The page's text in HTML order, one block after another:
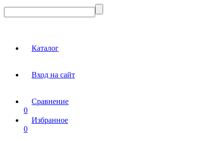
Каталог
Вход на сайт
Сравнение
0
Избранное
0